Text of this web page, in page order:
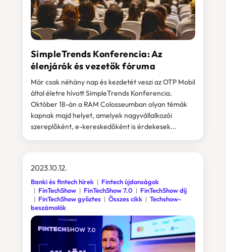
SimpleTrends Konferencia: Az
élenjárók és vezetők fóruma
Már csak néhány nap és kezdetét veszi az OTP Mobil
által életre hívott SimpleTrends Konferencia.
Október 18-án a RAM Colosseumban olyan témák
kapnak majd helyet, amelyek nagyvállalkozói
szereplőként, e-kereskedőként is érdekesek...
2023.10.12.
Banki és fintech hírek
Fintech újdonságok
FinTechShow
FinTechShow 7.0
FinTechShow díj
FinTechShow győztes
Összes cikk
Techshow-
beszámolók